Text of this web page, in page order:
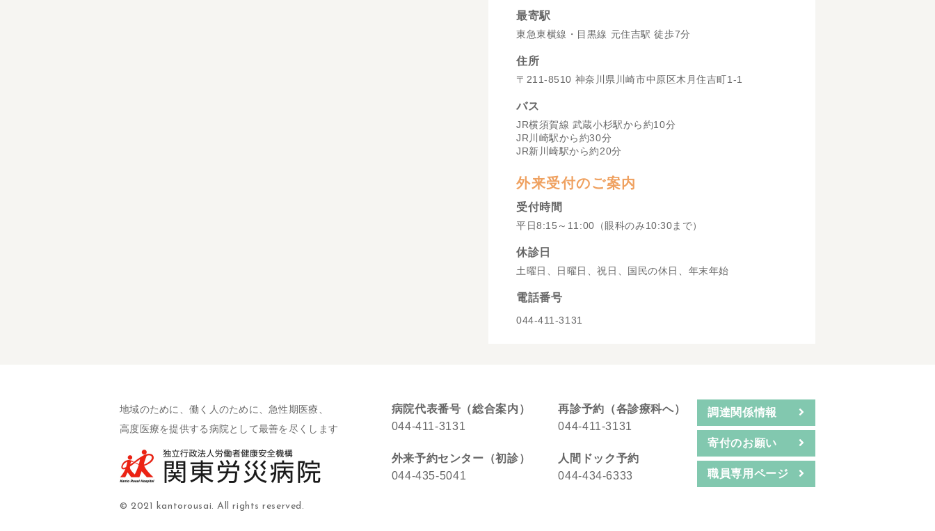
最寄駅
東急東横線・目黒線 元住吉駅 徒歩7分
住所
〒211-8510 神奈川県川崎市中原区木月住吉町1-1
バス
JR横須賀線 武蔵小杉駅から約10分
JR川崎駅から約30分
JR新川崎駅から約20分
外来受付のご案内
受付時間
平日8:15～11:00（眼科のみ10:30まで）
休診日
土曜日、日曜日、祝日、国民の休日、年末年始
電話番号
044-411-3131
地域のために、働く人のために、急性期医療、
高度医療を提供する病院として最善を尽くします
病院代表番号（総合案内）
044-411-3131
外来予約センター（初診）
044-435-5041
再診予約（各診療科へ）
044-411-3131
人間ドック予約
044-434-6333
調達関係情報
寄付のお願い
職員専用ページ
© 2021 kantorousai. All rights reserved.